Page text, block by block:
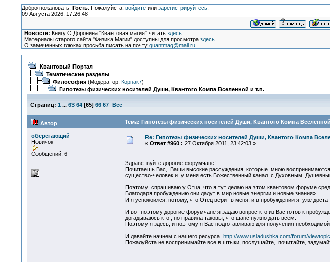
Добро пожаловать, Гость. Пожалуйста, войдитеили зарегистрируйтесь.
09 Августа 2026, 17:26:48
Новости: Книгу С.Доронина "Квантовая магия" читатьздесь
Материалы старого сайта "Физика Магии" доступны для просмотраздесь
О замеченных глюках просьба писать на почтуquantmag@mail.ru
Квантовый Портал
Тематические разделы
Философия(Модератор: Корнак7)
Гипотезы физических носителей Души, Квантого Компа Вселенной и т.п.
Страниц: 1 ... 63 64[65] 66 67 Все
Автор Тема: Гипотезы физических носителей Души, Квантого Компа
оберегающий
Новичок
Сообщений: 6
Re: Гипотезы физических носителей Души, Квантого Компа
« Ответ #960 : 27 Октября 2011, 23:42:03 »
Здравствуйте дорогие форумчане!
Почитаешь Вас, Ваши высокие рассуждения, которые мною
существо-человек и у меня есть Божественный канал с Духовным,
Поэтому спрашиваю у Отца, что я тут делаю на этом квантовом форуме
Благодаря пробуждению они дадут в мир новые энергии и новые знания»
И я успокоился, потому, что Отец верит в меня, и в пробуждении я уже
И вот поэтому дорогие форумчане я задаю вопрос кто из Вас готов к
догадываюсь кто , но правила таковы, что шанс нужно дать всем.
Поэтому я здесь, и поэтому я Вас подготавливаю для получения
И давайте начнем с нашего ресурса http://www.usladushka.com/forum/
Пожалуйста не воспринимайте все в штыки, послушайте, почитайте,